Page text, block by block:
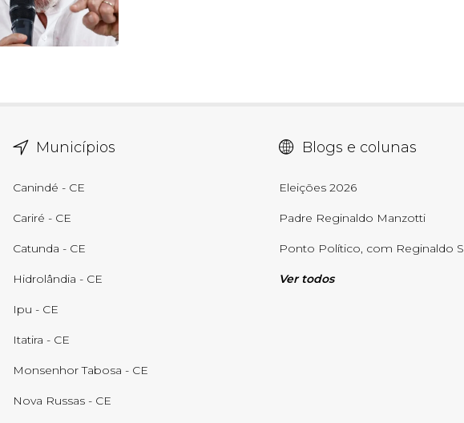
Municípios
Canindé - CE
Cariré - CE
Catunda - CE
Hidrolândia - CE
Ipu - CE
Itatira - CE
Monsenhor Tabosa - CE
Nova Russas - CE
Blogs e colunas
Eleições 2026
Padre Reginaldo Manzotti
Ponto Político, com Reginaldo
Ver todos